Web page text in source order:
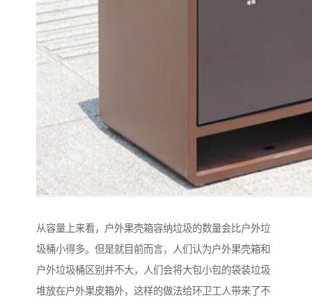
从容量上来看，户外果壳箱容纳垃圾的数量会比户外垃
圾桶小得多。但是就目前而言，人们认为户外果壳箱和
户外垃圾桶区别并不大，人们会将大包小包的袋装垃圾
堆放在户外果皮箱外，这样的做法给环卫工人带来了不